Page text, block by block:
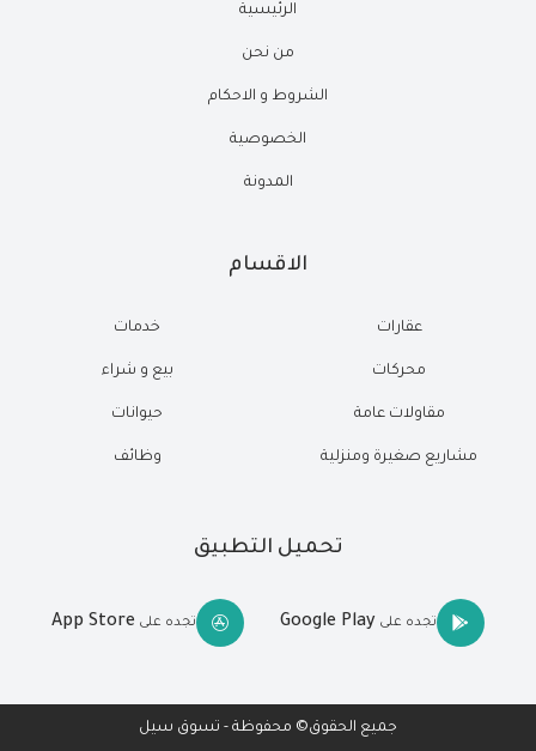
الرئيسية
من نحن
الشروط و الاحكام
الخصوصية
المدونة
الاقسام
عقارات
محركات
مقاولات عامة
مشاريع صغيرة ومنزلية
خدمات
بيع و شراء
حيوانات
وظائف
تحميل التطبيق
تجده على Google Play تجده على App Store
جميع الحقوق© محفوظة - تسوق سيل